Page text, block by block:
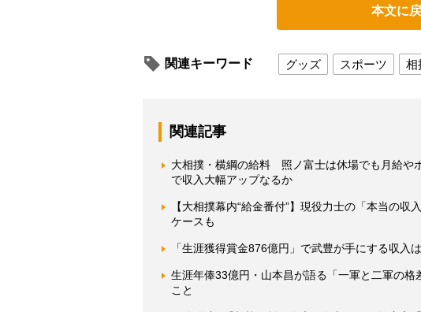
本文に
関連キーワード グッズ スポーツ 相
関連記事
大相撲・横綱の給料 照ノ富士は休場でも月給や
で収入大幅アップなるか
【大相撲幕内“給金番付”】現役力士の「本当の
ケースも
「生涯獲得賞金876億円」で武豊が手にする収
生涯年俸33億円・山本昌が語る「一軍と二軍の
こと